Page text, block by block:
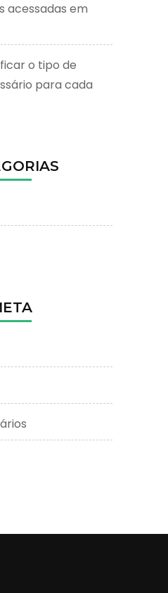
acessadas em
o tipo de
para cada